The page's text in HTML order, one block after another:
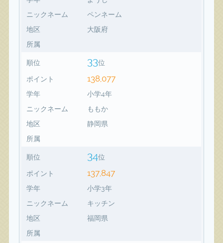
ニックネーム
ペンネーム
地区
大阪府
所属
順位 33位
ポイント 138,077
学年
小学4年
ニックネーム
ももか
地区
静岡県
所属
順位 34位
ポイント 137,847
学年
小学3年
ニックネーム
キッチン
地区
福岡県
所属